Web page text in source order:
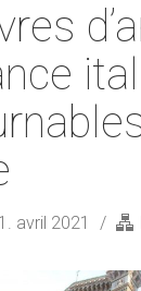
avril 2021